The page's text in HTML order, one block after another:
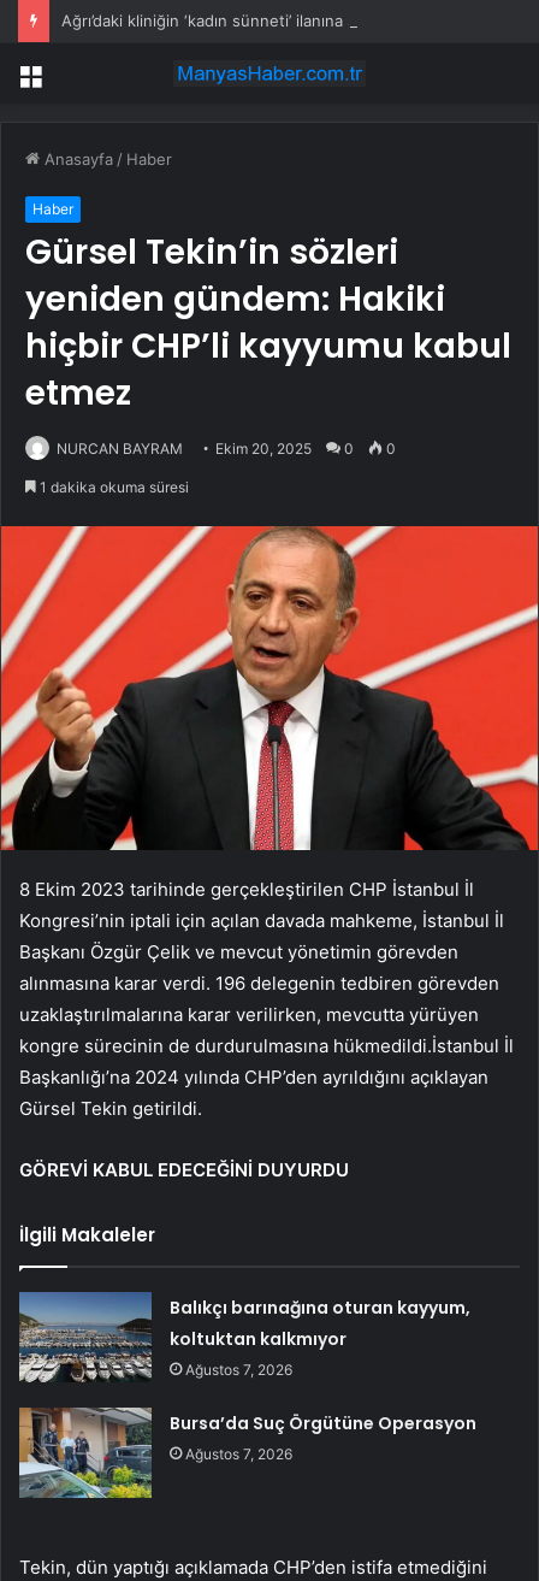
Ağrı’daki kliniğin ‘kadın sünneti’ ilanına soruşturma
Menü
Anasayfa / Haber
Haber
Gürsel Tekin’in sözleri
yeniden gündem: Hakiki
hiçbir CHP’li kayyumu kabul
etmez
NURCAN BAYRAM Ekim 20, 2025 0 0
1 dakika okuma süresi
8 Ekim 2023 tarihinde gerçekleştirilen CHP İstanbul İl
Kongresi’nin iptali için açılan davada mahkeme, İstanbul İl
Başkanı Özgür Çelik ve mevcut yönetimin görevden
alınmasına karar verdi. 196 delegenin tedbiren görevden
uzaklaştırılmalarına karar verilirken, mevcutta yürüyen
kongre sürecinin de durdurulmasına hükmedildi.İstanbul İl
Başkanlığı’na 2024 yılında CHP’den ayrıldığını açıklayan
Gürsel Tekin getirildi.
GÖREVİ KABUL EDECEĞİNİ DUYURDU
İlgili Makaleler
Balıkçı barınağına oturan kayyum,
koltuktan kalkmıyor
Ağustos 7, 2026
Bursa’da Suç Örgütüne Operasyon
Ağustos 7, 2026
Tekin, dün yaptığı açıklamada CHP’den istifa etmediğini